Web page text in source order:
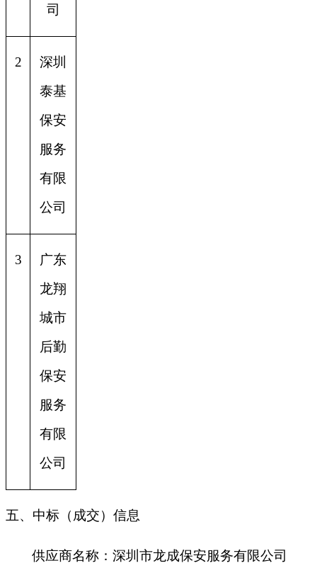
司
2
深圳
泰基
保安
服务
有限
公司
3
广东
龙翔
城市
后勤
保安
服务
有限
公司
五、中标（成交）信息
供应商名称： 深圳市龙成保安服务有限公司